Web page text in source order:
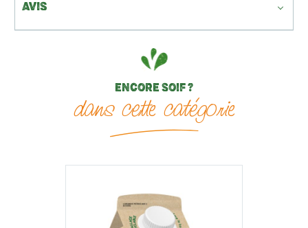
ENCORE SOIF ?
dans cette catégorie
AVIS